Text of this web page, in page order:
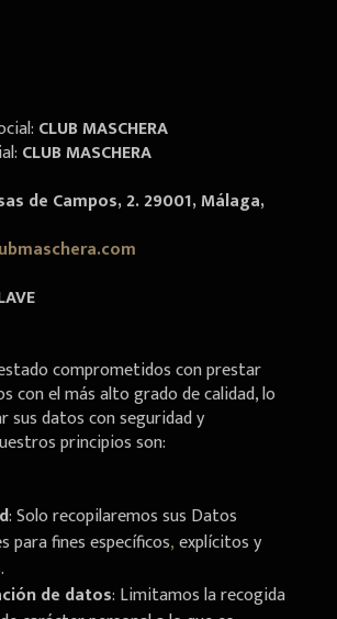
CLUB MASCHERA
CLUB MASCHERA
de Campos, 2. 29001, Málaga,
comprometidos con prestar
con el más alto grado de calidad, lo
sus datos con seguridad y
principios son:
: Solo recopilaremos sus Datos
para fines específicos,explícitos y
de datos: Limitamos la recogida